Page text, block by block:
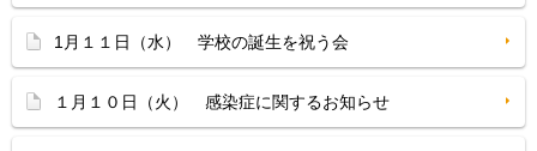
1月１１日（水） 学校の誕生を祝う会
１月１０日（火） 感染症に関するお知らせ